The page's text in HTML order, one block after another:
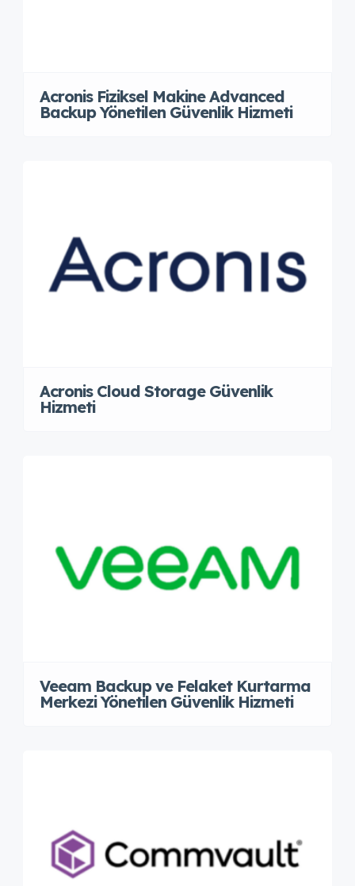
Acronis Fiziksel Makine Advanced
Backup Yönetilen Güvenlik Hizmeti
Acronis Cloud Storage Güvenlik
Hizmeti
Veeam Backup ve Felaket Kurtarma
Merkezi Yönetilen Güvenlik Hizmeti